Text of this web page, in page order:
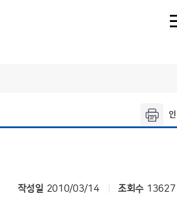
작성일 2010/03/14 조회수 13627